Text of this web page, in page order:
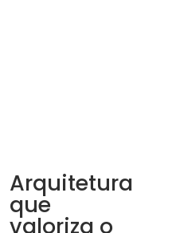
Arquitetura
que
valoriza o